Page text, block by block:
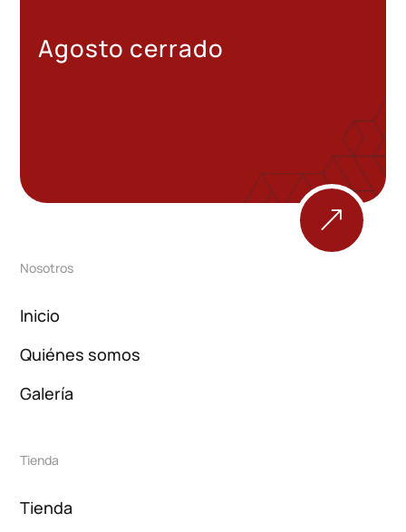
Agosto cerrado
&
Nosotros
Inicio
Quiénes somos
Galería
Tienda
Tienda